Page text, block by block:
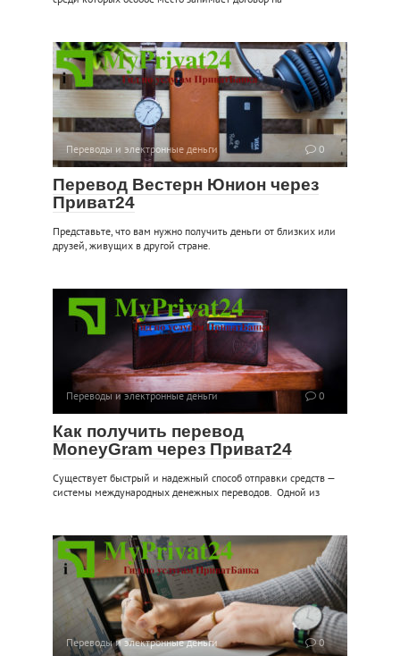
Переводы и электронные деньги 0
Перевод Вестерн Юнион через
Приват24
Представьте, что вам нужно получить деньги от близких или
друзей, живущих в другой стране.
Переводы и электронные деньги 0
Как получить перевод
MoneyGram через Приват24
Существует быстрый и надежный способ отправки средств —
системы международных денежных переводов. Одной из
Переводы и электронные деньги 0